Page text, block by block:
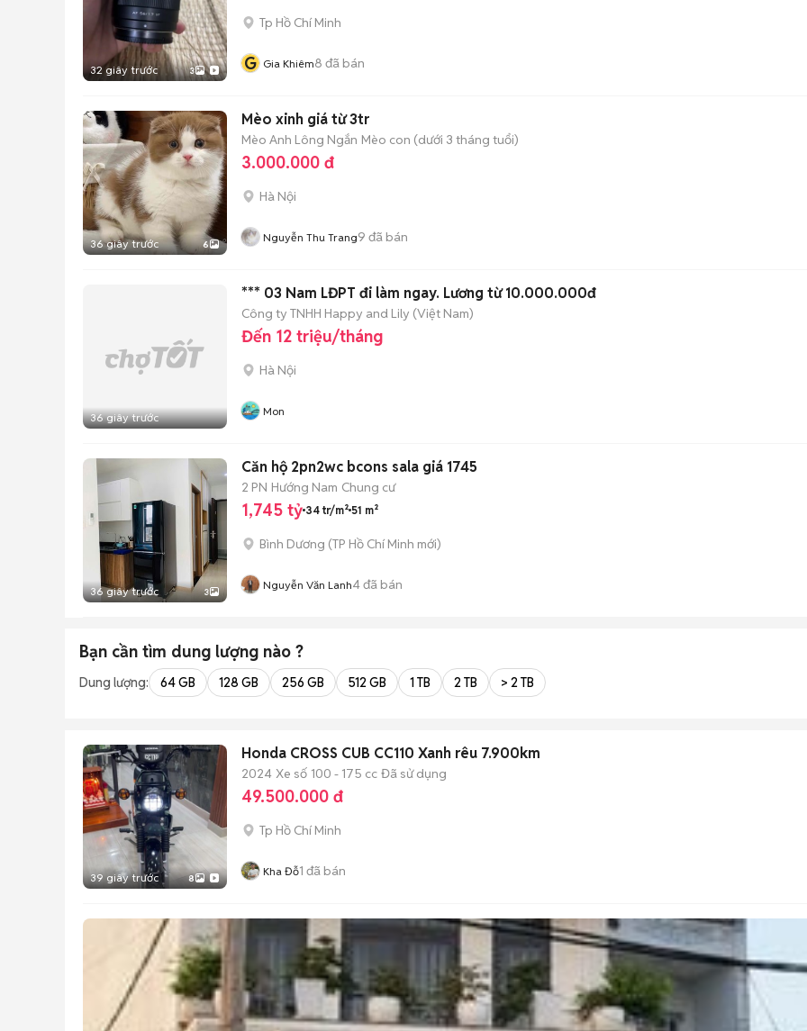
32 giây trước 3
Tp Hồ Chí Minh
G Gia Khiêm8 đã bán
36 giây trước 6
Mèo xinh giá từ 3tr
Mèo Anh Lông Ngắn Mèo con (dưới 3 tháng tuổi)
3.000.000 đ
Hà Nội
Nguyễn Thu Trang9 đã bán
36 giây trước
*** 03 Nam LĐPT đi làm ngay. Lương từ 10.000.000đ
Công ty TNHH Happy and Lily (Việt Nam)
Đến 12 triệu/tháng
Hà Nội
Mon
36 giây trước 3
Căn hộ 2pn2wc bcons sala giá 1745
2 PN Hướng Nam Chung cư
1,745 tỷ 34 tr/m² 51 m²
Bình Dương (TP Hồ Chí Minh mới)
Nguyễn Văn Lanh4đã bán
Bạn cần tìm dung lượng nào ?
Dung lượng: 64 GB 128 GB 256 GB 512 GB 1 TB 2 TB > 2 TB
39 giây trước 8
Honda CROSS CUB CC110 Xanh rêu 7.900km
2024 Xe số 100 - 175 cc Đã sử dụng
49.500.000 đ
Tp Hồ Chí Minh
Kha Đỗ1 đã bán